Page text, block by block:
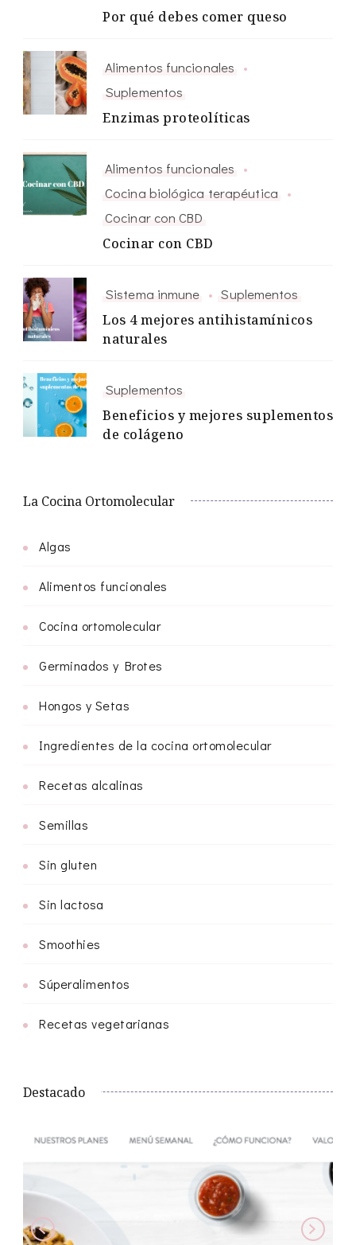
Por qué debes comer queso
Alimentos funcionales
Suplementos
Enzimas proteolíticas
Alimentos funcionales
Cocina biológica terapéutica
Cocinar con CBD
Cocinar con CBD
Sistema inmune
Suplementos
Los 4 mejores antihistamínicos
naturales
Suplementos
Beneficios y mejores suplementos
de colágeno
La Cocina Ortomolecular
Algas
Alimentos funcionales
Cocina ortomolecular
Germinados y Brotes
Hongos y Setas
Ingredientes de la cocina ortomolecular
Recetas alcalinas
Semillas
Sin gluten
Sin lactosa
Smoothies
Súperalimentos
Recetas vegetarianas
Destacado